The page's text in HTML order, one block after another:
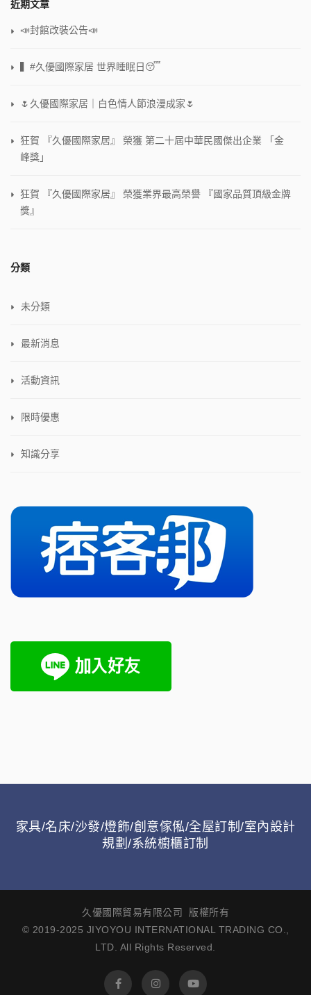
近期文章
📣封館改裝公告📣
▍#久優國際家居 世界睡眠日😴
🌷久優國際家居｜白色情人節浪漫成家🌷
狂賀 『久優國際家居』 榮獲 第二十屆中華民國傑出企業 「金
峰獎」
狂賀 『久優國際家居』 榮獲業界最高榮譽 『國家品質頂級金牌
獎』
分類
未分類
最新消息
活動資訊
限時優惠
知識分享
家具/名床/沙發/燈飾/創意傢俬/全屋訂制/室內設計
規劃/系統櫥櫃訂制
久優國際貿易有限公司 版權所有
© 2019-2025 JIYOYOU INTERNATIONAL TRADING CO.,
LTD. All Rights Reserved.